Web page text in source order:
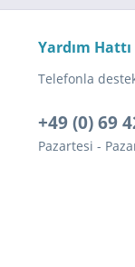
Yardım Hattı
Telefonla
+49 (0) 69
Pazartesi -